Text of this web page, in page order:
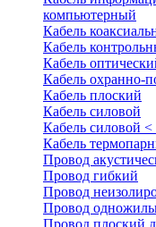
компьютерный
Кабель
Кабель
Кабель
Кабель охранно-
Кабель плоский
Кабель силовой
Кабель силовой
Кабель
Провод
Провод гибкий
Провод
Провод
Провод плоский